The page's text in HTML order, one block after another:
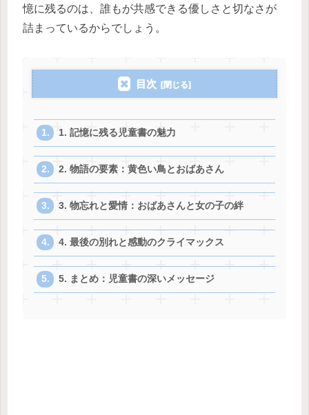
憶に残るのは、誰もが共感できる優しさと切なさが
詰まっているからでしょう。
目次
1. 記憶に残る児童書の魅力
2. 物語の要素：黄色い鳥とおばあさん
3. 物忘れと愛情：おばあさんと女の子の絆
4. 最後の別れと感動のクライマックス
5. まとめ：児童書の深いメッセージ